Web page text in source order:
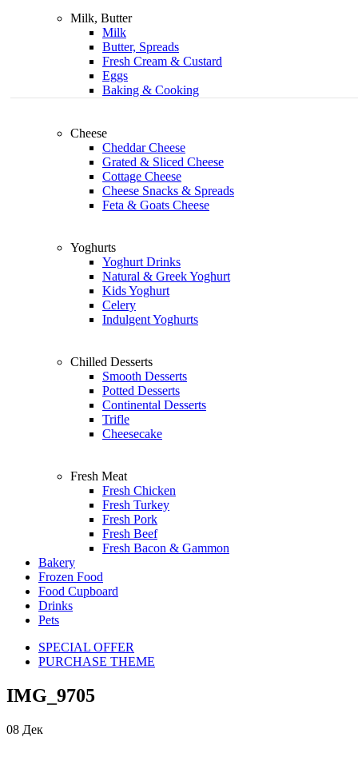
Milk, Butter
Milk
Butter, Spreads
Fresh Cream & Custard
Eggs
Baking & Cooking
Cheese
Cheddar Cheese
Grated & Sliced Cheese
Cottage Cheese
Cheese Snacks & Spreads
Feta & Goats Cheese
Yoghurts
Yoghurt Drinks
Natural & Greek Yoghurt
Kids Yoghurt
Celery
Indulgent Yoghurts
Chilled Desserts
Smooth Desserts
Potted Desserts
Continental Desserts
Trifle
Cheesecake
Fresh Meat
Fresh Chicken
Fresh Turkey
Fresh Pork
Fresh Beef
Fresh Bacon & Gammon
Bakery
Frozen Food
Food Cupboard
Drinks
Pets
SPECIAL OFFER
PURCHASE THEME
IMG_9705
08 Дек